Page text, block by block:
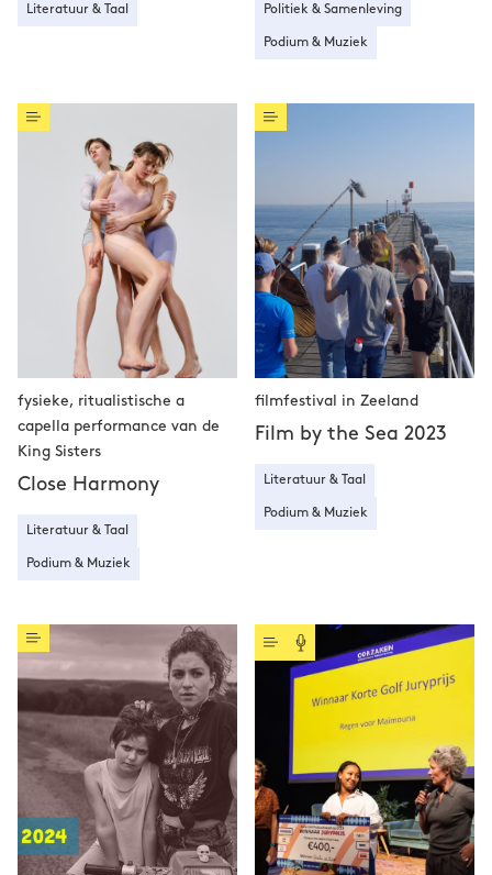
Literatuur & Taal Politiek & Samenleving
Podium & Muziek
fysieke, ritualistische a
capella performance van de
King Sisters
Close Harmony
Literatuur & Taal
Podium & Muziek
filmfestival in Zeeland
Film by the Sea 2023
Literatuur & Taal
Podium & Muziek